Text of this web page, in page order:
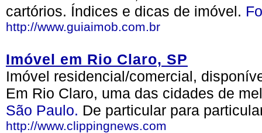
cartórios. Índices e dicas de imóvel.
http://www.guiaimob.com.br
Imóvel em Rio Claro, SP
Imóvel residencial/comercial,
Em Rio Claro, uma das cidades de
São Paulo. De particular para
http://www.clippingnews.com